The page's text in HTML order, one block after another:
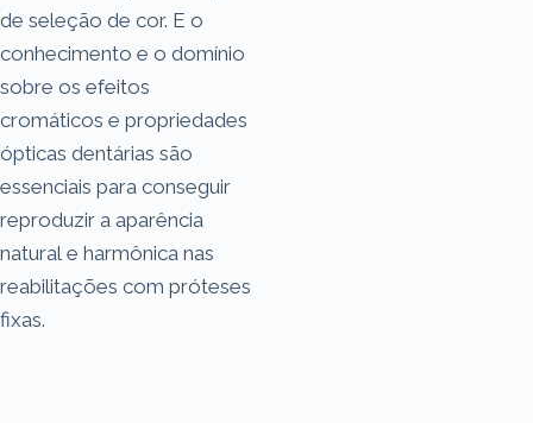
de seleção de cor. E o
conhecimento e o domínio
sobre os efeitos
cromáticos e propriedades
ópticas dentárias são
essenciais para conseguir
reproduzir a aparência
natural e harmônica nas
reabilitações com próteses
fixas.